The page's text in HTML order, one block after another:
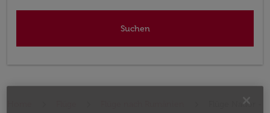
Suchen
Flüge Nador -